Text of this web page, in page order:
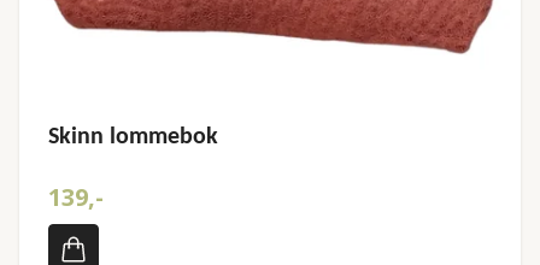
Skinn lommebok
139,-